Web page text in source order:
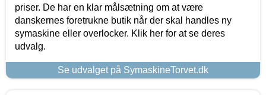
priser. De har en klar målsætning om at være
danskernes foretrukne butik når der skal handles ny
symaskine eller overlocker. Klik her for at se deres
udvalg.
Se udvalget på SymaskineTorvet.dk